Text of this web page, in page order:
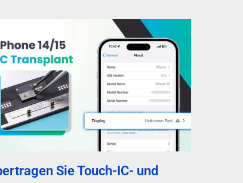
Sie Touch-IC- und